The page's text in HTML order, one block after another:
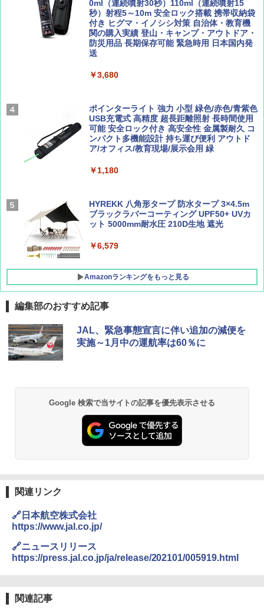
Coyote No.89 特集 星野道夫 夢見る旅
AIRLINE（エアライン）2026年9月号【特
集】ボーイング110周年を祝して！
￥1,760
￥2,479
A26 地球の歩き方 チェコ ポーランド スロヴ
ァキア 2026～2027 地球の歩き方A ヨーロッ
新しい日本地理 地図・統計・移動から読み
解く (講談社現代新書)
￥1,540
ENDLESS BASE 《めざましテレビで紹介》
テント ワンタッチ RENEW 幅200 2-3人用 43
500002(89232)
￥5,999
ーティング フルクローズ メッシュ 3-4人用
簡単設置 ポップアップテント エクルベージ
ュ(BC仕様) PATC-150B(EB)
￥9,990
イド ブラックコーティング フルクローズ メ
ッシュ 4人用 簡単設置 ポップアップテント P
ATCW-150B エクルベージュ
￥-
0ml（連続噴射30秒）110ml（連続噴射15
秒）射程5～10m 安全ロック搭載 携帯収納袋
付き ヒグマ・イノシシ対策 自治体・教育機
関の購入実績 登山・キャンプ・アウトドア・
防災用品 長期保存可能 緊急時用 日本国内発
送
￥3,680
ポインターライト 強力 小型 緑色/赤色/青紫色
USB充電式 高精度 超長距離照射 長時間使用
可能 安全ロック付き 高安全性 金属製耐久 コ
ンパクト多機能設計 持ち運び便利 アウトド
ア/オフィス/教育現場/展示会用 緑
￥1,180
HYREKK 八角形タープ 防水タープ 3×4.5m
ブラックラバーコーティング UPF50+ UVカ
ット 5000mm耐水圧 210D生地 遮光
￥6,579
Amazonランキングをもっと見る
編集部のおすすめ記事
JAL、緊急事態宣言に伴い追加の減便を
実施～1月中の運航率は60％に
Google 検索で当サイトの記事を優先表示させる
関連リンク
🔗日本航空株式会社
https://www.jal.co.jp/
🔗ニュースリリース
https://press.jal.co.jp/ja/release/202101/005919.html
関連記事